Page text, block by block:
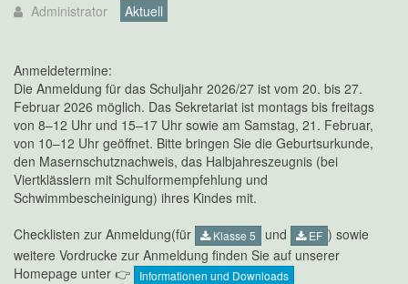
Administrator Aktuell
Anmeldetermine:
Die Anmeldung für das Schuljahr 2026/27 ist vom 20. bis 27.
Februar 2026 möglich. Das Sekretariat ist montags bis freitags
von 8–12 Uhr und 15–17 Uhr sowie am Samstag, 21. Februar,
von 10–12 Uhr geöffnet. Bitte bringen Sie die Geburtsurkunde,
den Masernschutznachweis, das Halbjahreszeugnis (bei
Viertklässlern mit Schulformempfehlung und
Schwimmbescheinigung) ihres Kindes mit.
Checklisten zur Anmeldung(für
Klasse 5 und EF ) sowie
weitere Vordrucke zur Anmeldung finden Sie auf unserer
Homepage unter 👉
Informationen und Downloads